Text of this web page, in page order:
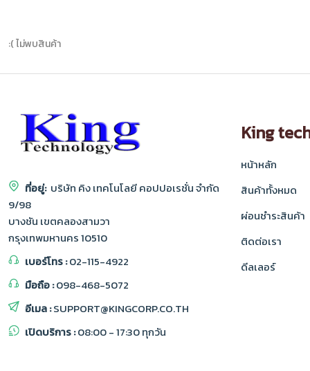
:( ไม่พบสินค้า
ที่อยู่: บริษัท คิง เทคโนโลยี คอปปอเรชั่น จำกัด
9/98
บางชัน เขตคลองสามวา
กรุงเทพมหานคร 10510
เบอร์โทร :02-115-4922
มือถือ :098-468-5072
อีเมล :SUPPORT@KINGCORP.CO.TH
เปิดบริการ :08:00 - 17:30 ทุกวัน
King
หน้าหลัก
สินค้าทั้งหมด
ผ่อนชำระสินค้า
ติดต่อเรา
ดีลเลอร์